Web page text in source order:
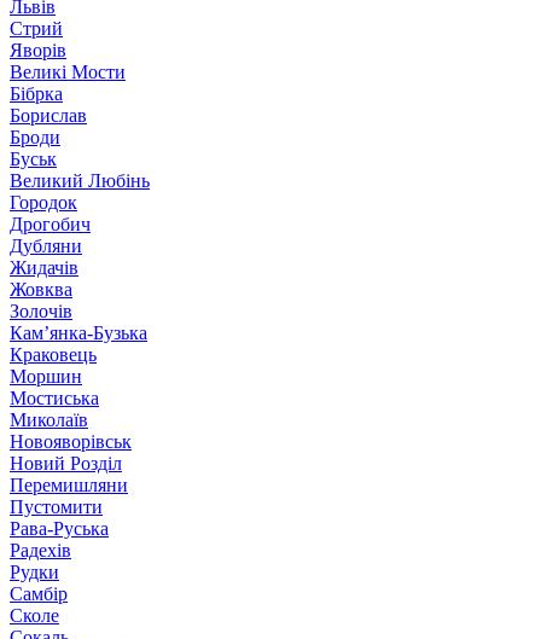
Львів
Стрий
Яворів
Великі Мости
Бібрка
Борислав
Броди
Буськ
Великий Любінь
Городок
Дрогобич
Дубляни
Жидачів
Жовква
Золочів
Кам’янка-Бузька
Краковець
Моршин
Мостиська
Миколаїв
Новояворівськ
Новий Розділ
Перемишляни
Пустомити
Рава-Руська
Радехів
Рудки
Самбір
Сколе